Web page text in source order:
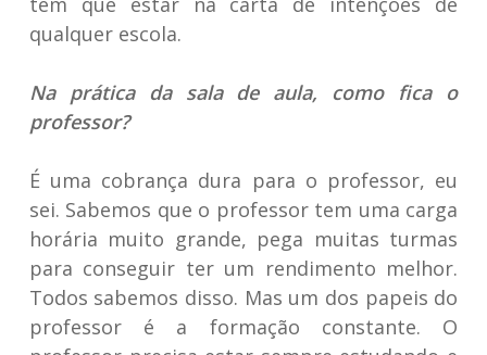
qualquer escola.
Na prática da sala de aula, como fica o
professor?
É uma cobrança dura para o professor, eu
sei. Sabemos que o professor tem uma carga
horária muito grande, pega muitas turmas
para conseguir ter um rendimento melhor.
Todos sabemos disso. Mas um dos papeis do
professor é a formação constante. O